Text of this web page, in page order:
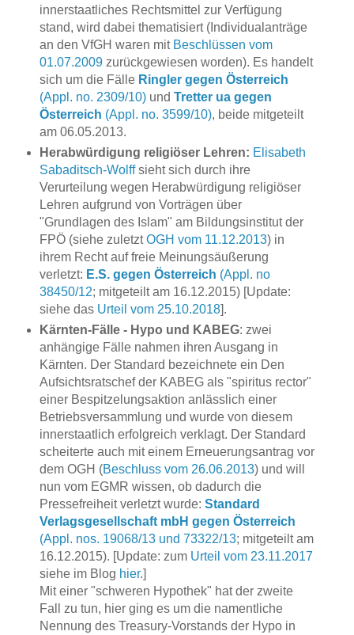
innerstaatliches Rechtsmittel zur Verfügung
stand, wird dabei thematisiert (Individualanträge
an den VfGH waren mit Beschlüssen vom
01.07.2009zurückgewiesen worden). Es handelt
sich um die Fälle Ringler gegen Österreich
(Appl. no. 2309/10)und Tretter ua gegen
Österreich (Appl. no. 3599/10), beide mitgeteilt
am 06.05.2013.
Herabwürdigung religiöser Lehren: Elisabeth
Sabaditsch-Wolffsieht sich durch ihre
Verurteilung wegen Herabwürdigung religiöser
Lehren aufgrund von Vorträgen über
"Grundlagen des Islam" am Bildungsinstitut der
FPÖ (siehe zuletztOGH vom 11.12.2013) in
ihrem Recht auf freie Meinungsäußerung
verletzt: E.S. gegen Österreich (Appl. no
38450/12; mitgeteilt am 16.12.2015) [Update:
siehe das Urteil vom 25.10.2018].
Kärnten-Fälle - Hypo und KABEG: zwei
anhängige Fälle nahmen ihren Ausgang in
Kärnten. Der Standard bezeichnete ein Den
Aufsichtsratschef der KABEG als "spiritus rector"
einer Bespitzelungsaktion anlässlich einer
Betriebsversammlung und wurde von diesem
innerstaatlich erfolgreich verklagt. Der Standard
scheiterte auch mit einem Erneuerungsantrag vor
dem OGH (Beschluss vom 26.06.2013) und will
nun vom EGMR wissen, ob dadurch die
Pressefreiheit verletzt wurde: Standard
Verlagsgesellschaft mbH gegen Österreich
(Appl. nos. 19068/13 und 73322/13; mitgeteilt am
16.12.2015). [Update: zum Urteil vom 23.11.2017
siehe im Blog hier.]
Mit einer "schweren Hypothek" hat der zweite
Fall zu tun, hier ging es um die namentliche
Nennung des Treasury-Vorstands der Hypo in